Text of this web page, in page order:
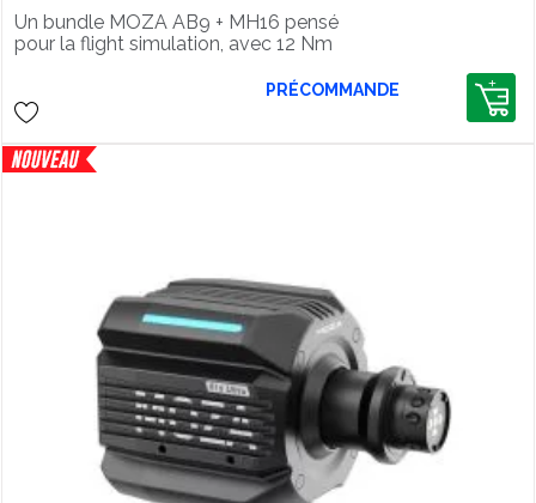
Un bundle MOZA AB9 + MH16 pensé
pour la flight simulation, avec 12 Nm
PRÉCOMMANDE